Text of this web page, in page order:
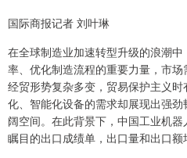
国际商报记者 刘叶琳
在全球制造业加速转型升级的浪潮
率、优化制造流程的重要力量，市
经贸形势复杂多变，贸易保护主义
化、智能化设备的需求却展现出强
阔空间。在此背景下，中国工业机
瞩目的出口成绩单，出口量和出口额